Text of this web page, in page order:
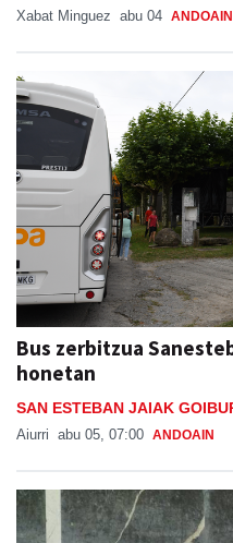
Xabat Minguez abu 04 ANDOAIN
Bus zerbitzua
honetan
SAN ESTEBAN JAIAK
Aiurri abu 05, 07:00 ANDOAIN